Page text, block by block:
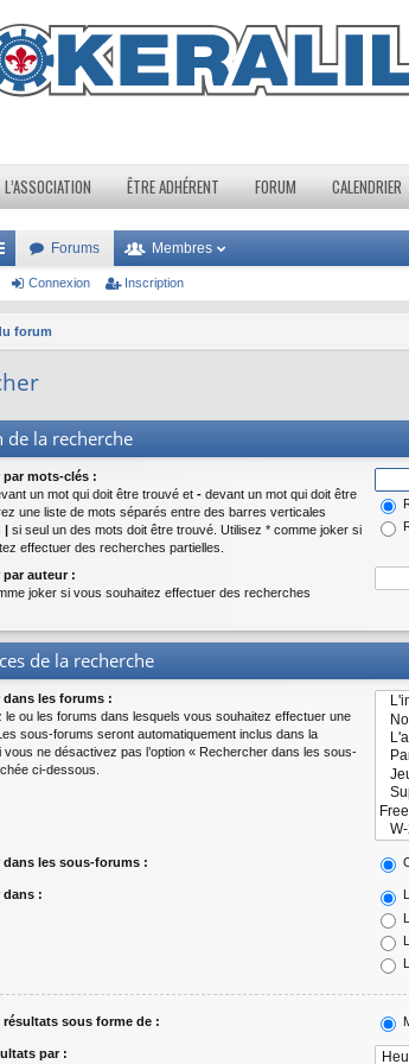
L’ASSOCIATION ÊTRE ADHÉRENT FORUM CALENDRIER
Forums Membres
Connexion Inscription
forum
de la recherche
par mots-clés :
un mot qui doit être trouvé et - devant un mot qui doit être
une liste de mots séparés entre des barres verticales
| si seul un des mots doit être trouvé. Utilisez * comme joker si
effectuer des recherches partielles.
par auteur :
joker si vous souhaitez effectuer des recherches
de la recherche
dans les forums :
le ou les forums dans lesquels vous souhaitez effectuer une
sous-forums seront automatiquement inclus dans la
ne désactivez pas l’option « Rechercher dans les sous-
ci-dessous.
dans les sous-forums :
dans :
sous forme de :
par :